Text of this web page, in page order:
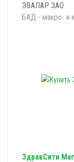
ЭВАЛАР ЗАО
БАД - макро- и
ЗдравСити